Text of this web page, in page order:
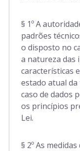
Art. 55 a 59
Art. 60 a 65
§ 1º A
padrões
o disposto no
a natureza das
características
estado atual
caso de dados
os princípios
Lei.
§ 2º As